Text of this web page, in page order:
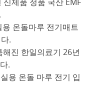
온돌마루 전기매트
.
진 한일의료기 26년
.
용 온돌 마루 전기 입